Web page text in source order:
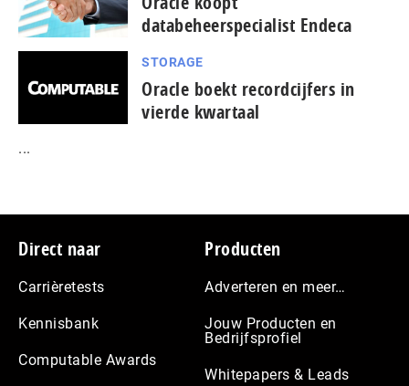
databeheerspecialist Endeca
STORAGE
Oracle boekt recordcijfers in
vierde kwartaal
...
Footer
Direct naar
Carrièretests
Kennisbank
Computable Awards
Producten
Adverteren en meer…
Jouw Producten en
Bedrijfsprofiel
Whitepapers & Leads